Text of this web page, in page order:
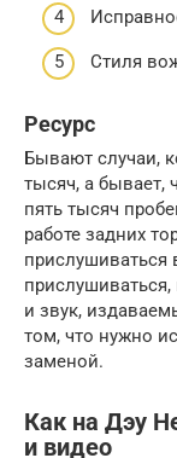
Стиля
Ресурс
Бывают случаи,
тысяч, а бывает,
пять тысяч
работе задних
и звук,
том, что нужно
заменой.
Как на Дэу
и видео